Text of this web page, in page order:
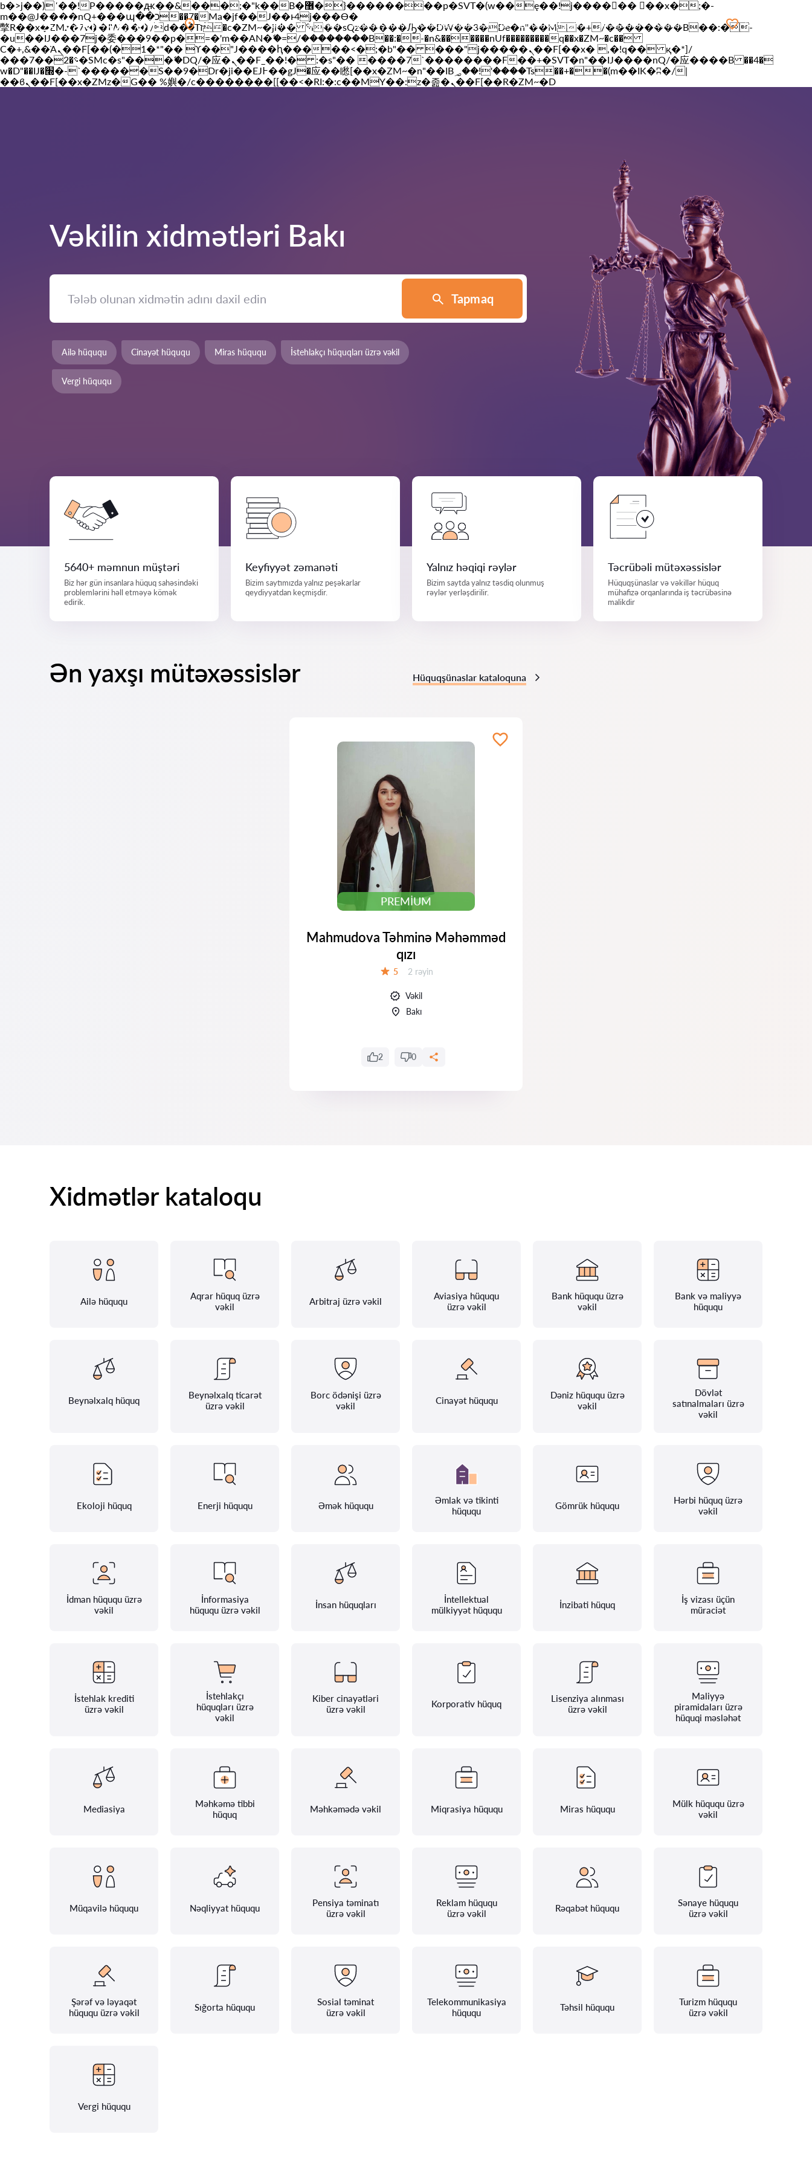
b�>j��)΄��!P�����ԫ��&���;�"k��B�޶�}��������p�SVT�(w��ę��!j������ ��x�;�-
m��@J����nQ+���պ��כ��7�Ma�jf��J��ͱ4j���Ѳ�
撆R��x�ZMz�7v��IW���/d��ٞ�Тז�c�ZM~�ji�� ߒ��sQz�����Ԡ��DW��3�De�n"��M�+/��������B��:�-
�u��IJ���7j�委���9��p�=�'m��AN�ޭ�=/��������B��:�-�n&������nUf���������q��x�ZM~�c��
Ϲ�+,&��Ὰܢ��F[��(�1�*"�� ϒ��"J����ԧ�����<�;�b"�� ���"j�����ܢ��F[��x� ,�!q�� қ�*]/
���؝�2��7�SMc�s"���ޭ�DQ/�应�ܢ��F_��!� :�s"�� ����7`��������F��+�SVT�n"��IJ����nQ/�应����B ��4�
w�D"��IJ�׭�-`������S��9�Dr�ji��EJ߅��gJ�应��矁[��x�ZM~�n"��IB؃��!'����Тѕ��+��(m��IK�ʭ�/|
��ϐܢ��F[��x�ZMz�G�� %嬩�/c��������[[��<�RI:�:c��MΎ��:z�졾�ܢ��F[��R�ZM~�D
Vakil-az.com Bakı Xidmət haqqında Hüquqşünasın konsultasiyası Bakı də Bütün xidmətlər Məqalələr Suallar Seçilmişlər
Vəkilin xidmətləri Bakı
Tapmaq
Ailə hüququ Cinayət hüququ Miras hüququ İstehlakçı hüquqları üzrə vəkil
Vergi hüququ
5640+ məmnun müştəri
Biz hər gün insanlara hüquq sahəsindəki
problemlərini həll etməyə kömək
edirik.
Keyfiyyət zəmanəti
Bizim saytımızda yalnız peşəkarlar
qeydiyyatdan keçmişdir.
Yalnız həqiqi rəylər
Bizim saytda yalnız təsdiq olunmuş
rəylər yerləşdirilir.
Təcrübəli mütəxəssislər
Hüquqşünaslar və vəkillər hüquq
mühafizə orqanlarında iş təcrübəsinə
malikdir
Ən yaxşı mütəxəssislər Hüquqşünaslar kataloquna
PREMIUM
Mahmudova Təhminə Məhəmməd
qızı
5 Rəylər:
2 rəyin
Vəkil
Bakı
2 0
Xidmətlər kataloqu
Ailə hüququ
Aqrar hüquq üzrə
vəkil
Arbitraj üzrə vəkil
Aviasiya hüququ
üzrə vəkil
Bank hüququ üzrə
vəkil
Bank və maliyyə
hüququ
Beynəlxalq hüquq
Beynəlxalq ticarət
üzrə vəkil
Borc ödənişi üzrə
vəkil
Cinayət hüququ
Dəniz hüququ üzrə
vəkil
Dövlət
satınalmaları üzrə
vəkil
Ekoloji hüquq Enerji hüququ Əmək hüququ
Əmlak və tikinti
hüququ
Gömrük hüququ
Hərbi hüquq üzrə
vəkil
İdman hüququ üzrə
vəkil
İnformasiya
hüququ üzrə vəkil
İnsan hüquqları
İntellektual
mülkiyyət hüququ
İnzibati hüquq
İş vizası üçün
müraciət
İstehlak krediti
üzrə vəkil
İstehlakçı
hüquqları üzrə
vəkil
Kiber cinayətləri
üzrə vəkil
Korporativ hüquq
Lisenziya alınması
üzrə vəkil
Maliyyə
piramidaları üzrə
hüquqi məsləhət
Mediasiya
Məhkəmə tibbi
hüquq
Məhkəmədə vəkil Miqrasiya hüququ Miras hüququ
Mülk hüququ üzrə
vəkil
Müqavilə hüququ Nəqliyyat hüququ
Pensiya təminatı
üzrə vəkil
Reklam hüququ
üzrə vəkil
Rəqabət hüququ
Sənaye hüququ
üzrə vəkil
Şərəf və ləyaqət
hüququ üzrə vəkil
Sığorta hüququ
Sosial təminat
üzrə vəkil
Telekommunikasiya
hüququ
Təhsil hüququ
Turizm hüququ
üzrə vəkil
Vergi hüququ